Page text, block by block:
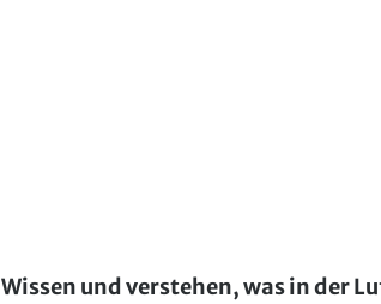
Wissen und verstehen, was in der